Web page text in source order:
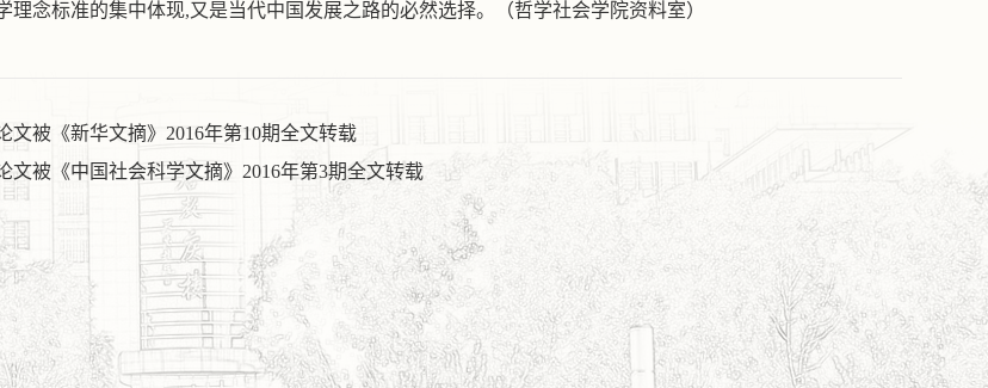
理念标准的集中体现,又是当代中国发展之路的必然选择。（哲学社会学院资料室）
文被《新华文摘》2016年第10期全文转载
文被《中国社会科学文摘》2016年第3期全文转载